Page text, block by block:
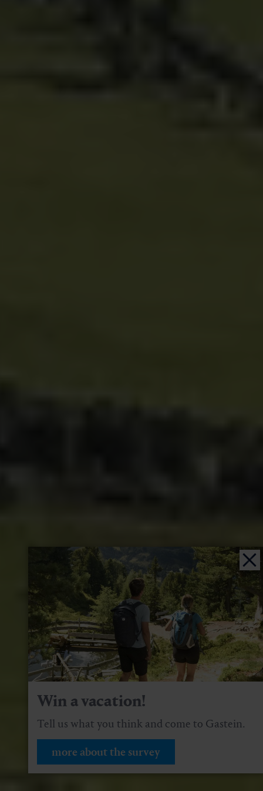
Win a vacation!
Tell us what you think and come to Gastein.
more about the survey